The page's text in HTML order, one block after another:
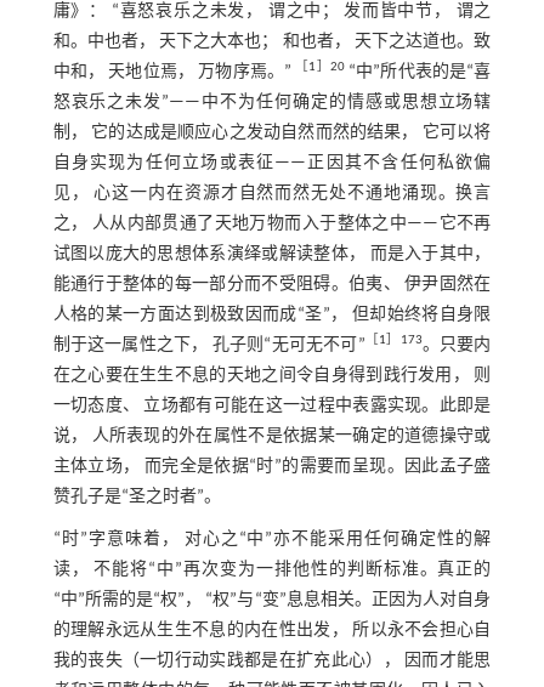
庸》： “喜怒哀乐之未发， 谓之中； 发而皆中节， 谓之
和。中也者， 天下之大本也； 和也者， 天下之达道也。致
中和， 天地位焉， 万物序焉。”
1 ］20“中”所代表的是“喜
怒哀乐之未发”——中不为任何确定的情感或思想立场辖
制， 它的达成是顺应心之发动自然而然的结果， 它可以将
自身实现为任何立场或表征——正因其不含任何私欲偏
见， 心这一内在资源才自然而然无处不通地涌现。换言
之， 人从内部贯通了天地万物而入于整体之中——它不再
试图以庞大的思想体系演绎或解读整体， 而是入于其中，
能通行于整体的每一部分而不受阻碍。伯夷、 伊尹固然在
人格的某一方面达到极致因而成“圣”， 但却始终将自身限
制于这一属性之下， 孔子则“无可无不可”
1 ］173。只要内
在之心要在生生不息的天地之间令自身得到践行发用， 则
一切态度、 立场都有可能在这一过程中表露实现。此即是
说， 人所表现的外在属性不是依据某一确定的道德操守或
主体立场， 而完全是依据“时”的需要而呈现。因此孟子盛
赞孔子是“圣之时者”。
“时”字意味着， 对心之“中”亦不能采用任何确定性的解
读， 不能将“中”再次变为一排他性的判断标准。真正的
“中”所需的是“权”， “权”与“变”息息相关。正因为人对自身
的理解永远从生生不息的内在性出发， 所以永不会担心自
我的丧失（一切行动实践都是在扩充此心）， 因而才能思